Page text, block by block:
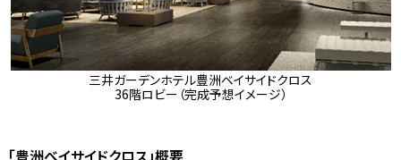
三井ガーデンホテル豊洲ベイサイドクロス
36階ロビー（完成予想イメージ）